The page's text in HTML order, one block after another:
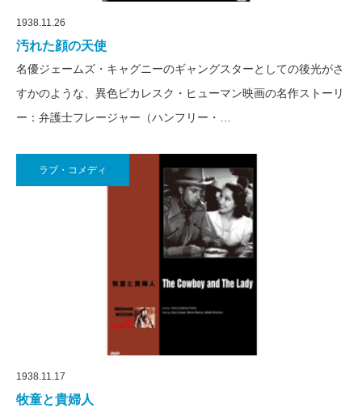
1938.11.26
汚れた顔の天使
名優ジェームズ・キャグニーのギャングスターとしての後光がさ
すかのような、異色ピカレスク・ヒューマン映画の名作ストーリ
ー：弁護士フレージャー（ハンフリー・…
ラブ・コメディ
1938.11.17
牧童と貴婦人